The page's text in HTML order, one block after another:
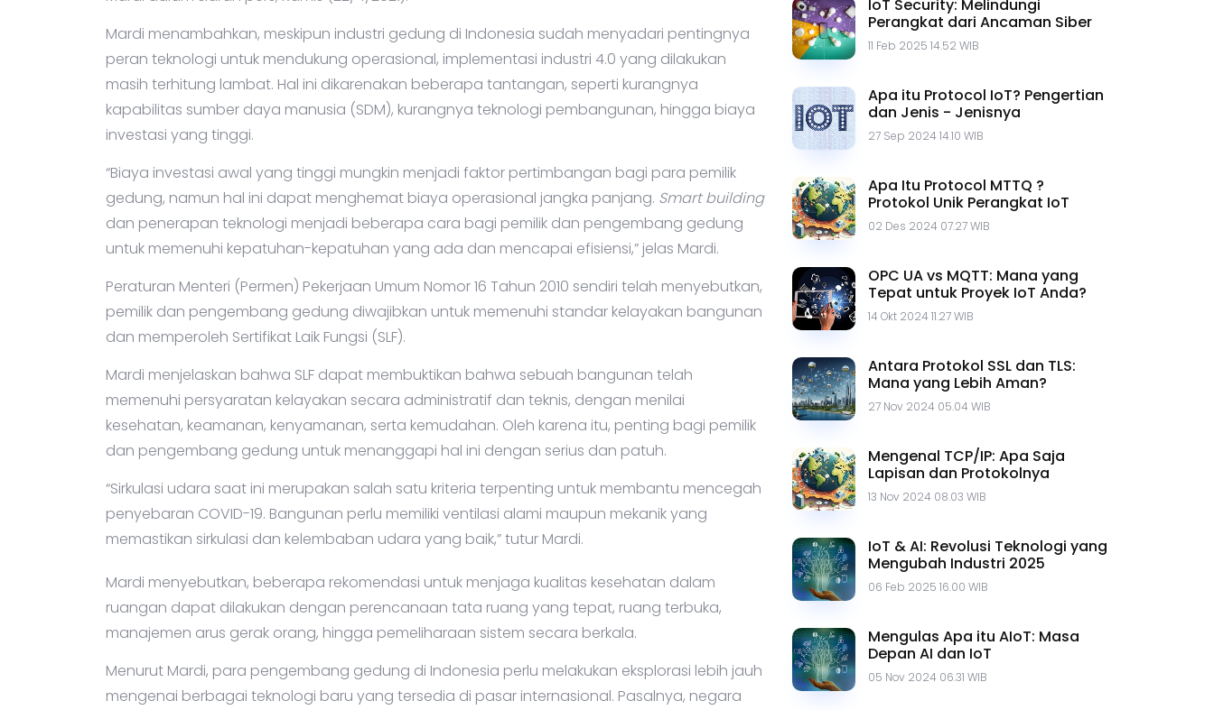
Mardi menambahkan, meskipun industri gedung di Indonesia sudah menyadari pentingnya
peran teknologi untuk mendukung operasional, implementasi industri 4.0 yang dilakukan
masih terhitung lambat. Hal ini dikarenakan beberapa tantangan, seperti kurangnya
kapabilitas sumber daya manusia (SDM), kurangnya teknologi pembangunan, hingga biaya
investasi yang tinggi.
“Biaya investasi awal yang tinggi mungkin menjadi faktor pertimbangan bagi para pemilik
gedung, namun hal ini dapat menghemat biaya operasional jangka panjang. Smart building
dan penerapan teknologi menjadi beberapa cara bagi pemilik dan pengembang gedung
untuk memenuhi kepatuhan-kepatuhan yang ada dan mencapai efisiensi,” jelas Mardi.
Peraturan Menteri (Permen) Pekerjaan Umum Nomor 16 Tahun 2010 sendiri telah menyebutkan,
pemilik dan pengembang gedung diwajibkan untuk memenuhi standar kelayakan bangunan
dan memperoleh Sertifikat Laik Fungsi (SLF).
Mardi menjelaskan bahwa SLF dapat membuktikan bahwa sebuah bangunan telah
memenuhi persyaratan kelayakan secara administratif dan teknis, dengan menilai
kesehatan, keamanan, kenyamanan, serta kemudahan. Oleh karena itu, penting bagi pemilik
dan pengembang gedung untuk menanggapi hal ini dengan serius dan patuh.
“Sirkulasi udara saat ini merupakan salah satu kriteria terpenting untuk membantu mencegah
penyebaran COVID-19. Bangunan perlu memiliki ventilasi alami maupun mekanik yang
memastikan sirkulasi dan kelembaban udara yang baik,” tutur Mardi.
Mardi menyebutkan, beberapa rekomendasi untuk menjaga kualitas kesehatan dalam
ruangan dapat dilakukan dengan perencanaan tata ruang yang tepat, ruang terbuka,
manajemen arus gerak orang, hingga pemeliharaan sistem secara berkala.
Menurut Mardi, para pengembang gedung di Indonesia perlu melakukan eksplorasi lebih jauh
mengenai berbagai teknologi baru yang tersedia di pasar internasional. Pasalnya, negara
IoT Security: Melindungi
Perangkat dari Ancaman Siber
11 Feb 2025 14.52 WIB
Apa itu Protocol IoT? Pengertian
dan Jenis - Jenisnya
27 Sep 2024 14.10 WIB
Apa Itu Protocol MTTQ ?
Protokol Unik Perangkat IoT
02 Des 2024 07.27 WIB
OPC UA vs MQTT: Mana yang
Tepat untuk Proyek IoT Anda?
14 Okt 2024 11.27 WIB
Antara Protokol SSL dan TLS:
Mana yang Lebih Aman?
27 Nov 2024 05.04 WIB
Mengenal TCP/IP: Apa Saja
Lapisan dan Protokolnya
13 Nov 2024 08.03 WIB
IoT & AI: Revolusi Teknologi yang
Mengubah Industri 2025
06 Feb 2025 16.00 WIB
Mengulas Apa itu AIoT: Masa
Depan AI dan IoT
05 Nov 2024 06.31 WIB